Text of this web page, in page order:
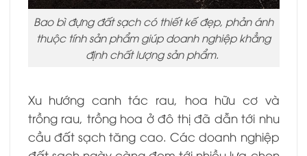
Bao bì đựng đất sạch có thiết kế đẹp, phản ánh
thuộc tính sản phẩm giúp doanh nghiệp khẳng
định chất lượng sản phẩm.
Xu hướng canh tác rau, hoa hữu cơ và
trồng rau, trồng hoa ở đô thị đã dẫn tới nhu
cầu đất sạch tăng cao. Các doanh nghiệp